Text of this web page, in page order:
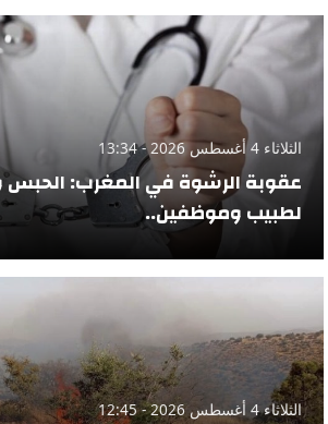
الثلاثاء 4 أغسطس 2026 - 13:34
عقوبة الرشوة في المغرب: الحبس
لطبيب وموظفين..
الثلاثاء 4 أغسطس 2026 - 12:45